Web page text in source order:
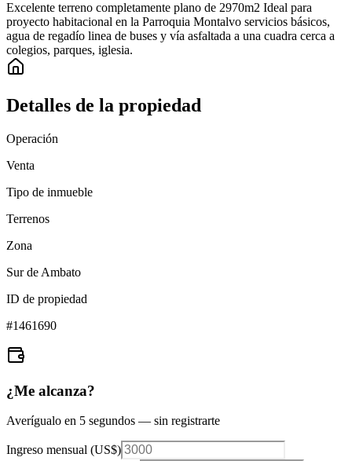
Excelente terreno completamente plano de 2970m2 Ideal para
proyecto habitacional en la Parroquia Montalvo servicios básicos,
agua de regadío linea de buses y vía asfaltada a una cuadra cerca a
colegios, parques, iglesia.
Detalles de la propiedad
Operación
Venta
Tipo de inmueble
Terrenos
Zona
Sur de Ambato
ID de propiedad
#1461690
¿Me alcanza?
Averígualo en 5 segundos — sin registrarte
Ingreso mensual (US$)